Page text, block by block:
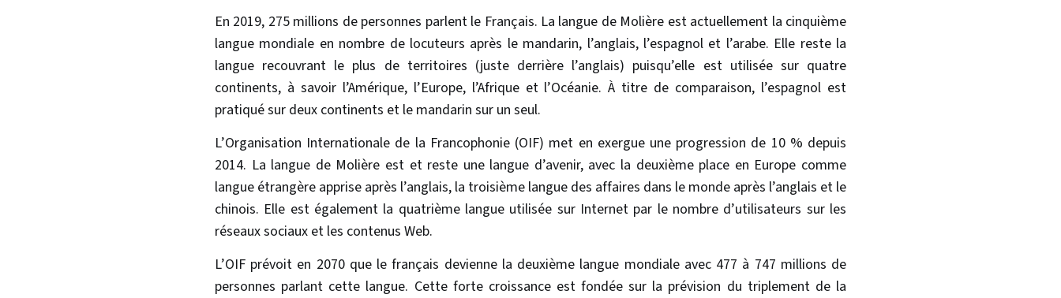
En 2019, 275 millions de personnes parlent le Français. La langue de Molière est actuellement la cinquième
langue mondiale en nombre de locuteurs après le mandarin, l’anglais, l’espagnol et l’arabe. Elle reste la
langue recouvrant le plus de territoires (juste derrière l’anglais) puisqu’elle est utilisée sur quatre
continents, à savoir l’Amérique, l’Europe, l’Afrique et l’Océanie. À titre de comparaison, l’espagnol est
pratiqué sur deux continents et le mandarin sur un seul.
L’Organisation Internationale de la Francophonie (OIF) met en exergue une progression de 10 % depuis
2014. La langue de Molière est et reste une langue d’avenir, avec la deuxième place en Europe comme
langue étrangère apprise après l’anglais, la troisième langue des affaires dans le monde après l’anglais et le
chinois. Elle est également la quatrième langue utilisée sur Internet par le nombre d’utilisateurs sur les
réseaux sociaux et les contenus Web.
L’OIF prévoit en 2070 que le français devienne la deuxième langue mondiale avec 477 à 747 millions de
personnes parlant cette langue. Cette forte croissance est fondée sur la prévision du triplement de la